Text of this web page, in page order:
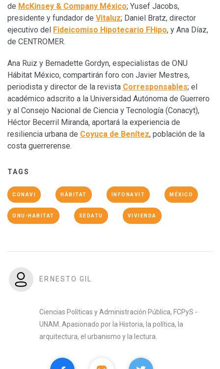
de McKinsey & Company México; Yusef Jacobs,
presidente y fundador de Vitaluz; Daniel Bratz, director
ejecutivo del
Fideicomiso Hipotecario FHipo, y Ana Díaz,
de CENTROMER.
Ana Ruiz y Bernadette Gordyn, especialistas de ONU
Hábitat México, compartirán foro con Javier Mestres,
periodista y director de la revista Corresponsables; el
académico adscrito a la Universidad Autónoma de Guerrero
y al Consejo Nacional de Ciencia y Tecnología (Conacyt),
Héctor Becerril Miranda, aportará la experiencia de
resiliencia urbana de Coyuca de Benítez, población de la
costa guerrerense.
TAGS
CONAVI HÁBITAT INFONAVIT MÉXICO
ONU-HABITAT SEDATU VIVIENDA
ERNESTO GIL
Ciencias Políticas y Administración Pública, FCPyS -
UNAM. Apasionado por la Historia, la política, la
arquitectura, el urbanismo y la lectura.